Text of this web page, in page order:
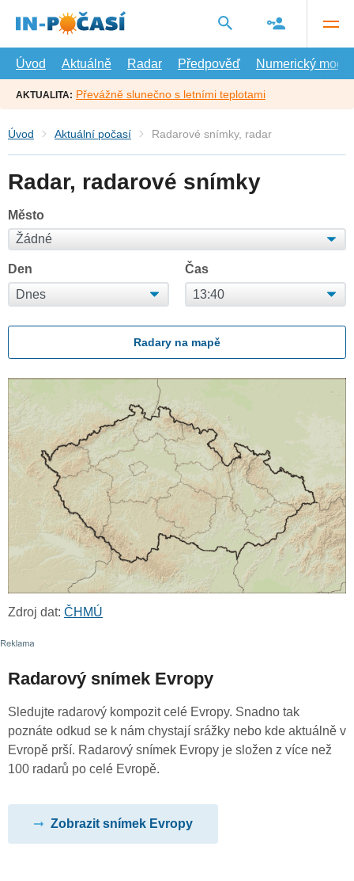
hlavní
Úvod
Aktuálně Radar Předpověď Numerický model
AKTUALITA: Převážně slunečno s letními teplotami
Úvod Aktuální počasí Radarové snímky, radar
Radar, radarové snímky
Město
Den Čas
Radary na mapě
Zdroj dat: ČHMÚ
Radarový snímek Evropy
Sledujte radarový kompozit celé Evropy. Snadno tak
poznáte odkud se k nám chystají srážky nebo kde aktuálně v
Evropě prší. Radarový snímek Evropy je složen z více než
100 radarů po celé Evropě.
Zobrazit snímek Evropy